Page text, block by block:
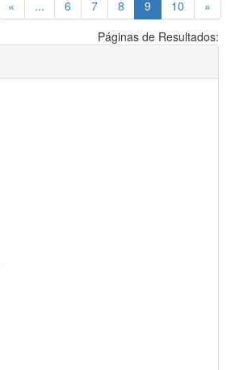
« ... 6 7 8 9 (current)
10
»
Páginas de Resultados: